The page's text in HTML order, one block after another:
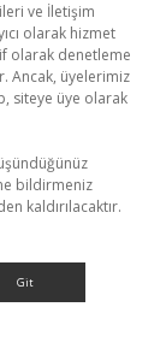
ve İletişim
olarak hizmet
olarak denetleme
Ancak, üyelerimiz
siteye üye olarak
bildirmeniz
kaldırılacaktır.